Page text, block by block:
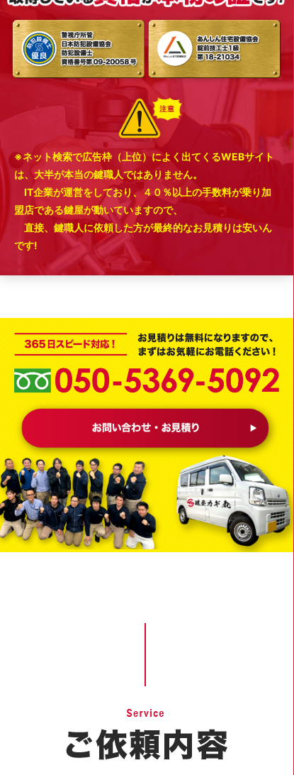
※ネット検索で広告枠（上位）によく出てくるWEBサイト
は、大半が本当の鍵職人ではありません。
IT企業が運営をしており、４０％以上の手数料が乗り加
盟店である鍵屋が動いていますので、
直接、鍵職人に依頼した方が最終的なお見積りは安いん
です!